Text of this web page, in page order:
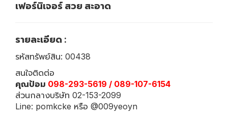
เฟอร์นิเจอร์ สวย สะอาด
รายละเอียด :
รหัสทรัพย์สิน: 00438
สนใจติดต่อ
คุณป้อม 098-293-5619 / 089-107-6154
ส่วนกลางบริษัท 02-153-2099
Line: pomkcke หรือ @009yeoyn